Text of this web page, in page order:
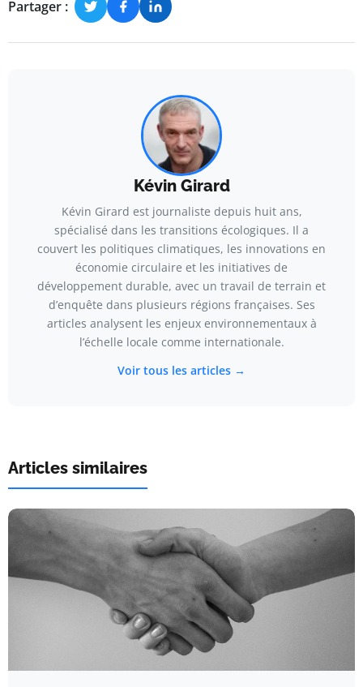
Partager :
Kévin Girard
Kévin Girard est journaliste depuis huit ans,
spécialisé dans les transitions écologiques. Il a
couvert les politiques climatiques, les innovations en
économie circulaire et les initiatives de
développement durable, avec un travail de terrain et
d’enquête dans plusieurs régions françaises. Ses
articles analysent les enjeux environnementaux à
l’échelle locale comme internationale.
Voir tous les articles →
Articles similaires